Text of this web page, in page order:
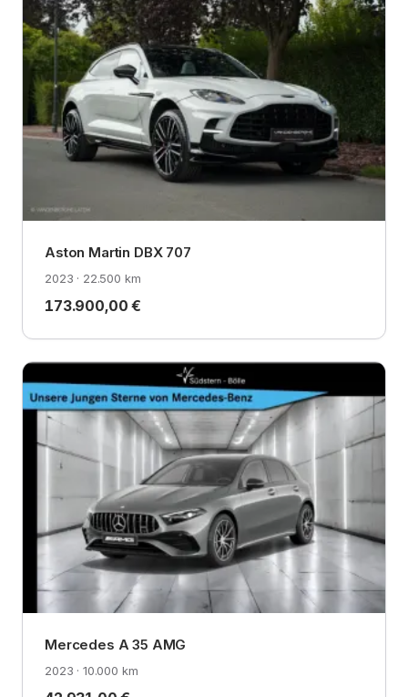
Aston Martin DBX 707
2023 · 22.500 km
173.900,00 €
Mercedes A 35 AMG
2023 · 10.000 km